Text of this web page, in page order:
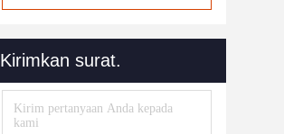
Kirimkan surat.